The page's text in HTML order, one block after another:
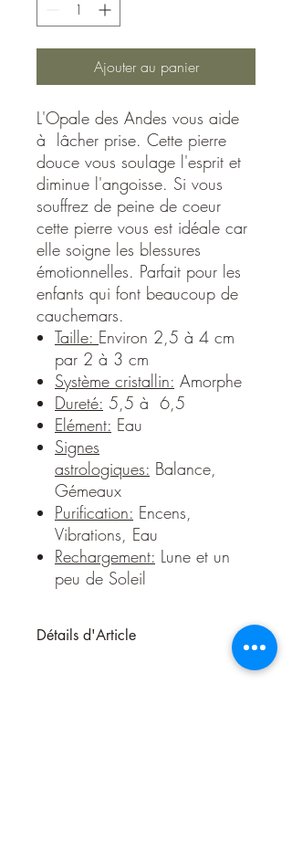
Ajouter au panier
L'Opale des Andes vous aide
à lâcher prise. Cette pierre
douce vous soulage l'esprit et
diminue l'angoisse. Si vous
souffrez de peine de coeur
cette pierre vous est idéale car
elle soigne les blessures
émotionnelles. Parfait pour les
enfants qui font beaucoup de
cauchemars.
Taille: Environ 2,5 à 4 cm
par 2 à 3 cm
Système cristallin: Amorphe
Dureté: 5,5 à 6,5
Elément: Eau
Signes
astrologiques: Balance,
Gémeaux
Purification: Encens,
Vibrations, Eau
Rechargement: Lune et un
peu de Soleil
Détails d'Article